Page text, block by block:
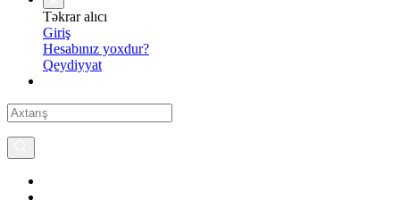
Təkrar alıcı
Giriş
Hesabınız yoxdur?
Qeydiyyat